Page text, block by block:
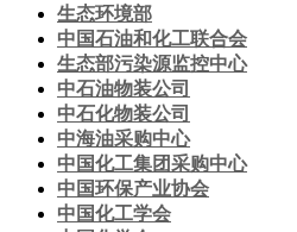
生态环境部
中国石油和化工联合会
生态部污染源监控中心
中石油物装公司
中石化物装公司
中海油采购中心
中国化工集团采购中心
中国环保产业协会
中国化工学会